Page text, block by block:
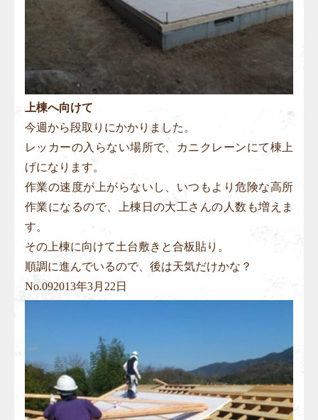
上棟へ向けて
今週から段取りにかかりました。
レッカーの入らない場所で、カニクレーンにて棟上
げになります。
作業の速度が上がらないし、いつもより危険な高所
作業になるので、上棟日の大工さんの人数も増えま
す。
その上棟に向けて土台敷きと合板貼り。
順調に進んでいるので、後は天気だけかな？
No.092013年3月22日